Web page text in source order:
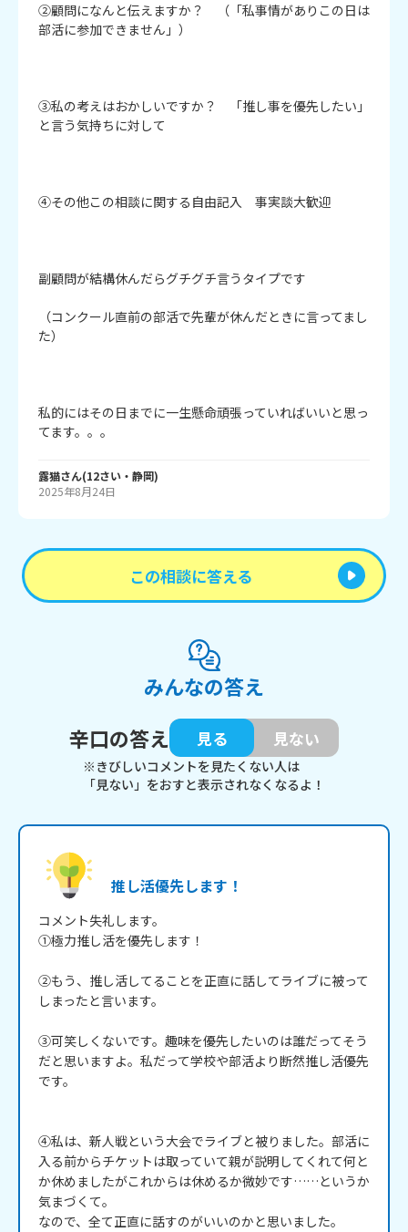
②顧問になんと伝えますか？　（「私事情がありこの日は
部活に参加できません」）
③私の考えはおかしいですか？　「推し事を優先したい」
と言う気持ちに対して
④その他この相談に関する自由記入　事実談大歓迎
副顧問が結構休んだらグチグチ言うタイプです
（コンクール直前の部活で先輩が休んだときに言ってまし
た）
私的にはその日までに一生懸命頑張っていればいいと思っ
てます。。。
露猫さん(12さい・ 静岡)
2025年8月24日
この相談に答える
みんなの答え
辛口の答え
見る 見ない
※きびしいコメントを見たくない人は
「見ない」をおすと表示されなくなるよ！
推し活優先します！
コメント失礼します。
①極力推し活を優先します！
②もう、推し活してることを正直に話してライブに被って
しまったと言います。
③可笑しくないです。趣味を優先したいのは誰だってそう
だと思いますよ。私だって学校や部活より断然推し活優先
です。
④私は、新人戦という大会でライブと被りました。部活に
入る前からチケットは取っていて親が説明してくれて何と
か休めましたがこれからは休めるか微妙です……というか
気まづくて。
なので、全て正直に話すのがいいのかと思いました。